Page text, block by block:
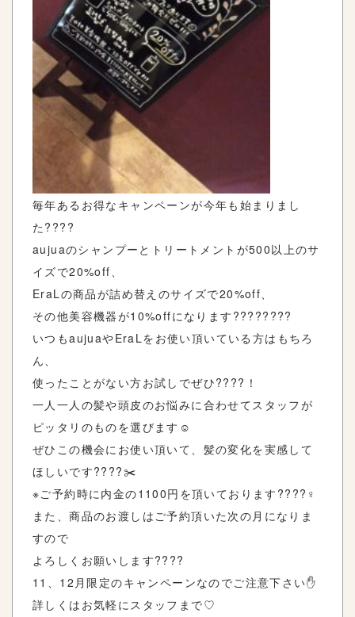
毎年あるお得なキャンペーンが今年も始まりまし
た????
aujuaのシャンプーとトリートメントが500以上のサ
イズで20%off、
EraLの商品が詰め替えのサイズで20%off、
その他美容機器が10%offになります????????
いつもaujuaやEraLをお使い頂いている方はもちろ
ん、
使ったことがない方お試しでぜひ????！
一人一人の髪や頭皮のお悩みに合わせてスタッフが
ピッタリのものを選びます☺️
ぜひこの機会にお使い頂いて、髪の変化を実感して
ほしいです????✂️
※ご予約時に内金の1100円を頂いております????‍♀️
また、商品のお渡しはご予約頂いた次の月になりま
すので
よろしくお願いします????
11、12月限定のキャンペーンなのでご注意下さい✋
詳しくはお気軽にスタッフまで♡